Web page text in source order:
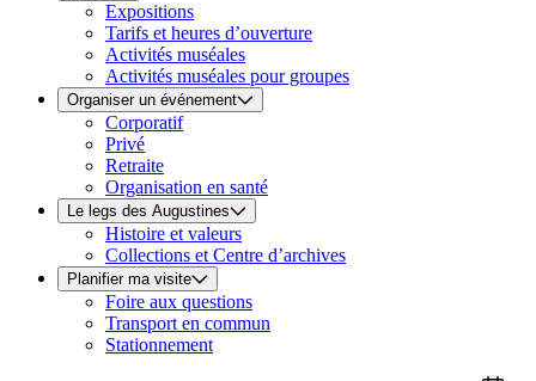
Expositions
Tarifs et heures d’ouverture
Activités muséales
Activités muséales pour groupes
Organiser un événement
Corporatif
Privé
Retraite
Organisation en santé
Le legs des Augustines
Histoire et valeurs
Collections et Centre d’archives
Planifier ma visite
Foire aux questions
Transport en commun
Stationnement